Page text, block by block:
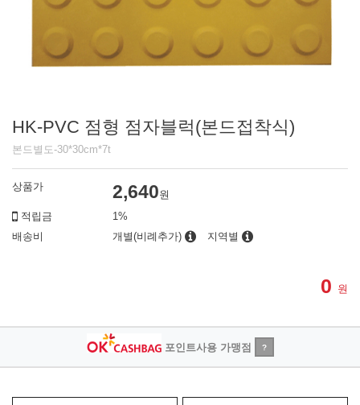
HK-PVC 점형 점자블럭(본드접착식)
본드별도-30*30cm*7t
상품가 2,640원
적립금
1%
배송비
개별(비례추가) 지역별
0 원
포인트사용 가맹점 ?